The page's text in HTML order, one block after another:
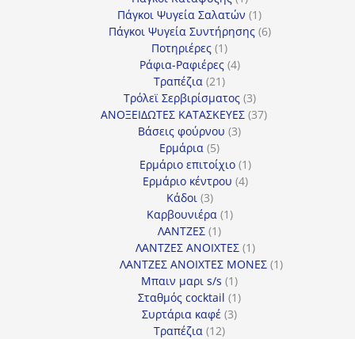
προϊόν
Πάγκοι Ψυγεία Σαλατών 11
προϊόν
Πάγκοι Ψυγεία Συντήρησης 66
Ποτηριέρες 11
προϊόν
Ράφια-Ραφιέρες 44
Τραπέζια 2121
προϊόντα
Τρόλεϊ Σερβιρίσματος 33
προϊόντα
ΑΝΟΞΕΙΔΩΤΕΣ ΚΑΤΑΣΚΕΥΕΣ 3737
Βάσεις φούρνου 33
Ερμάρια 55
προϊόντα
Ερμάριο επιτοίχιο 11
προϊόν
Ερμάριο κέντρου 44
Κάδοι 33
προϊόντα
Καρβουνιέρα 11
ΛΑΝΤΖΕΣ 11
προϊόν
ΛΑΝΤΖΕΣ ΑΝΟΙΧΤΕΣ 11
προϊόν
ΛΑΝΤΖΕΣ ΑΝΟΙΧΤΕΣ ΜΟΝΕΣ 11
Μπαιν μαρι s/s 11
προϊόν
Σταθμός cocktail 11
Συρτάρια καφέ 33
Τραπέζια 1212